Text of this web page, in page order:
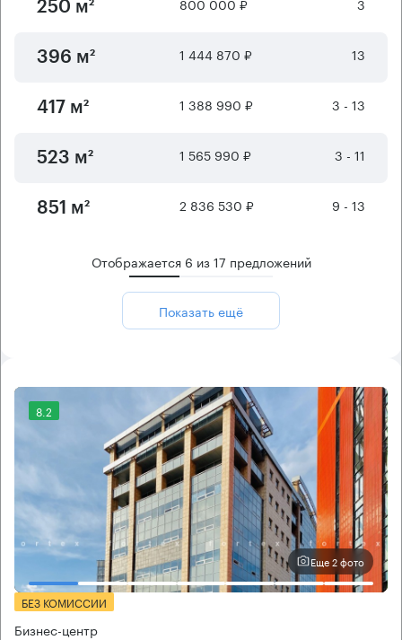
250 м² 800 000 ₽ 3
396 м² 1 444 870 ₽ 13
417 м² 1 388 990 ₽ 3 - 13
523 м² 1 565 990 ₽ 3 - 11
851 м² 2 836 530 ₽ 9 - 13
Отображается 6 из17 предложений
Показать ещё
8.2
Еще 2 фото
БЕЗ КОМИССИИ
Бизнес-центр